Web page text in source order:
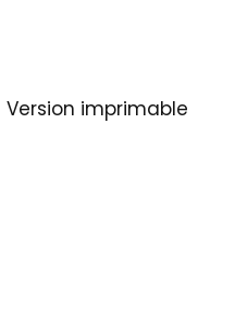
Version imprimable